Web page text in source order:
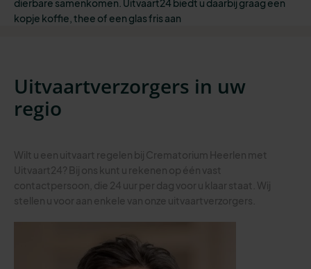
dierbare samenkomen. Uitvaart24 biedt u daarbij graag een
kopje koffie, thee of een glas fris aan
Uitvaartverzorgers in uw
regio
Wilt u een uitvaart regelen bij Crematorium Heerlen met
Uitvaart24? Bij ons kunt u rekenen op één vast
contactpersoon, die 24 uur per dag voor u klaar staat. Wij
stellen u voor aan enkele van onze uitvaartverzorgers.